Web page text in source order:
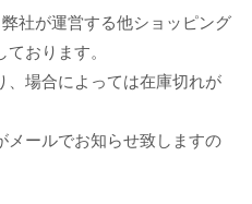
社が運営する他ショッピング
おります。
、場合によっては在庫切れが
メールでお知らせ致しますの